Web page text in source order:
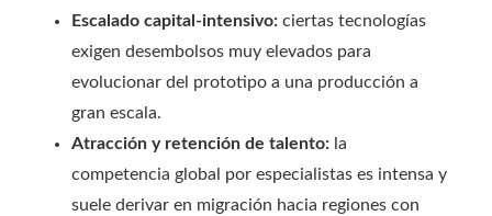
Escalado capital-intensivo: ciertas tecnologías
exigen desembolsos muy elevados para
evolucionar del prototipo a una producción a
gran escala.
Atracción y retención de talento: la
competencia global por especialistas es intensa y
suele derivar en migración hacia regiones con